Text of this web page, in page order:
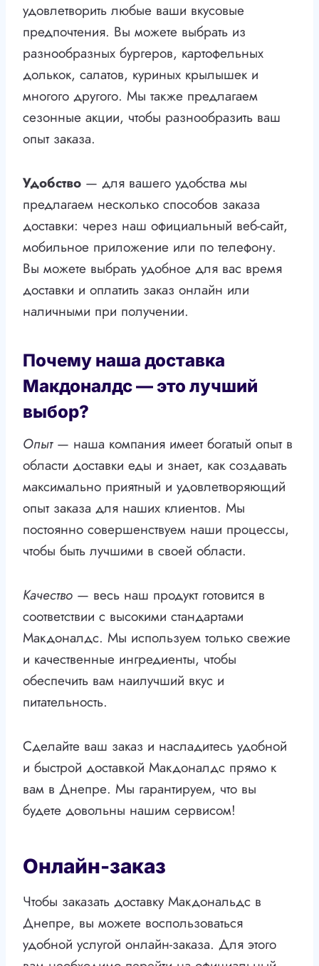
удовлетворить любые ваши вкусовые
предпочтения. Вы можете выбрать из
разнообразных бургеров, картофельных
долькок, салатов, куриных крылышек и
многого другого. Мы также предлагаем
сезонные акции, чтобы разнообразить ваш
опыт заказа.
Удобство — для вашего удобства мы
предлагаем несколько способов заказа
доставки: через наш официальный веб-сайт,
мобильное приложение или по телефону.
Вы можете выбрать удобное для вас время
доставки и оплатить заказ онлайн или
наличными при получении.
Почему наша доставка
Макдоналдс — это лучший
выбор?
Опыт— наша компания имеет богатый опыт в
области доставки еды и знает, как создавать
максимально приятный и удовлетворяющий
опыт заказа для наших клиентов. Мы
постоянно совершенствуем наши процессы,
чтобы быть лучшими в своей области.
Качество — весь наш продукт готовится в
соответствии с высокими стандартами
Макдоналдс. Мы используем только свежие
и качественные ингредиенты, чтобы
обеспечить вам наилучший вкус и
питательность.
Сделайте ваш заказ и насладитесь удобной
и быстрой доставкой Макдоналдс прямо к
вам в Днепре. Мы гарантируем, что вы
будете довольны нашим сервисом!
Онлайн-заказ
Чтобы заказать доставку Макдональдс в
Днепре, вы можете воспользоваться
удобной услугой онлайн-заказа. Для этого